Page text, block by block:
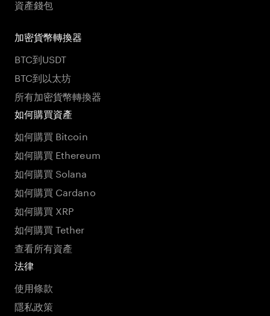
資產錢包
加密貨幣轉換器
BTC到USDT
BTC到以太坊
所有加密貨幣轉換器
如何購買資產
如何購買 Bitcoin
如何購買 Ethereum
如何購買 Solana
如何購買 Cardano
如何購買 XRP
如何購買 Tether
查看所有資產
法律
使用條款
隱私政策